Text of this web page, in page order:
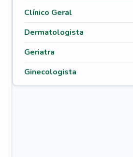
Clínico Geral
Dermatologista
Geriatra
Ginecologista